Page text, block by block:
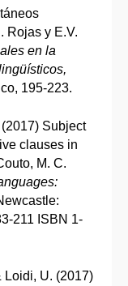
Rojas y E.V.
en la
195-223.
Subject
clauses in
M. C.
211 ISBN 1-
Loidi, U. (2017)